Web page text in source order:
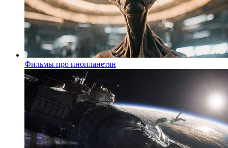
Фильмы про инопланетян